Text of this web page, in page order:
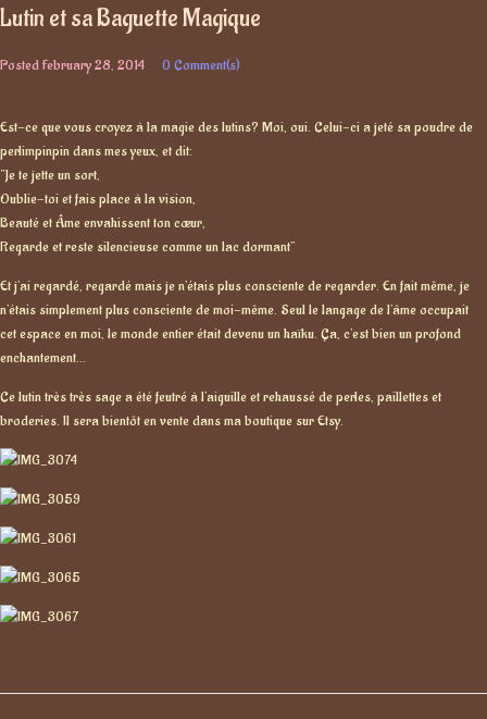
Lutin et sa Baguette Magique
PostedFebruary 28, 2014 0 Comment(s)
Est-ce que vous croyez à la magie des lutins? Moi, oui. Celui-ci a jeté sa poudre de
perlimpinpin dans mes yeux, et dit:
“Je te jette un sort,
Oublie-toi et fais place à la vision,
Beauté et Âme envahissent ton cœur,
Regarde et reste silencieuse comme un lac dormant”
Et j’ai regardé, regardé mais je n’étais plus consciente de regarder. En fait même, je
n’étais simplement plus consciente de moi-même. Seul le langage de l’âme occupait
cet espace en moi, le monde entier était devenu un haïku. Ça, c’est bien un profond
enchantement…
Ce lutin très très sage a été feutré à l’aiguille et rehaussé de perles, paillettes et
broderies. Il sera bientôt en vente dans ma boutique sur Etsy.